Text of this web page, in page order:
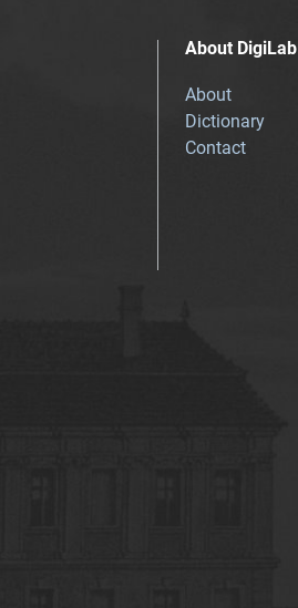
About DigiLab
About
Dictionary
Contact